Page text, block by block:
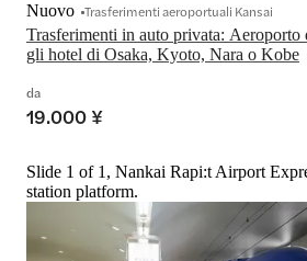
Trasferimenti in auto privata: Aeroporto
gli hotel di Osaka, Kyoto, Nara o Kobe
Nuovo Trasferimenti aeroportuali Kansai
da
19.000 ¥
Slide 1 of 1, Nankai Rapi:t Airport
station platform.